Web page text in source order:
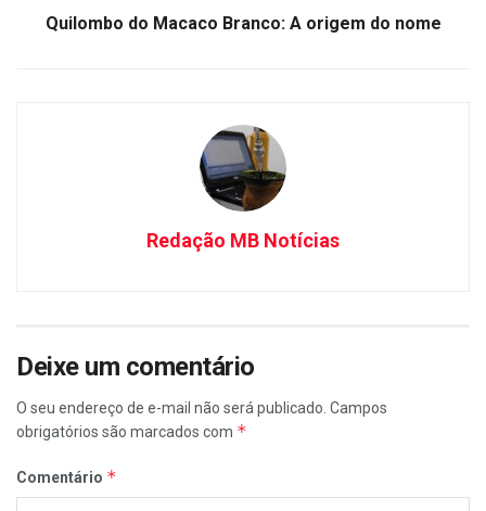
Quilombo do Macaco Branco: A origem do nome
Redação MB Notícias
Deixe um comentário
O seu endereço de e-mail não será publicado. Campos
obrigatórios são marcados com *
Comentário *